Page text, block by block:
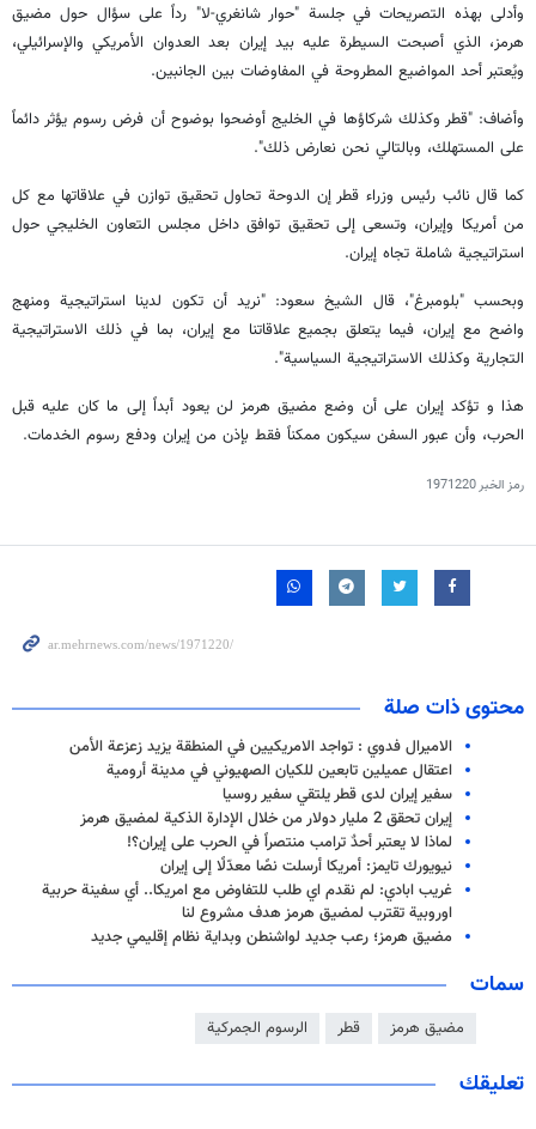
وأدلى بهذه التصريحات في جلسة "حوار شانغري-لا" رداً على سؤال حول مضيق
هرمز، الذي أصبحت السيطرة عليه بيد إيران بعد العدوان الأمريكي والإسرائيلي،
ويُعتبر أحد المواضيع المطروحة في المفاوضات بين الجانبين.
وأضاف: "قطر وكذلك شركاؤها في الخليج أوضحوا بوضوح أن فرض رسوم يؤثر دائماً
على المستهلك، وبالتالي نحن نعارض ذلك".
كما قال نائب رئيس وزراء قطر إن الدوحة تحاول تحقيق توازن في علاقاتها مع كل
من أمريكا وإيران، وتسعى إلى تحقيق توافق داخل مجلس التعاون الخليجي حول
استراتيجية شاملة تجاه إيران.
وبحسب "بلومبرغ"، قال الشيخ سعود: "نريد أن تكون لدينا استراتيجية ومنهج
واضح مع إيران، فيما يتعلق بجميع علاقاتنا مع إيران، بما في ذلك الاستراتيجية
التجارية وكذلك الاستراتيجية السياسية".
هذا و تؤكد إيران على أن وضع مضيق هرمز لن يعود أبداً إلى ما كان عليه قبل
الحرب، وأن عبور السفن سيكون ممكناً فقط بإذن من إيران ودفع رسوم الخدمات.
رمز الخبر1971220
محتوى ذات صلة
الاميرال فدوي : تواجد الامريكيين في المنطقة يزيد زعزعة الأمن
اعتقال عميلين تابعين للكيان الصهيوني في مدينة أرومية
سفير إيران لدى قطر يلتقي سفير روسيا
إيران تحقق 2 مليار دولار من خلال الإدارة الذكية لمضيق هرمز
لماذا لا یعتبر أحدٌ ترامب منتصراً في الحرب على إيران؟!
نيويورك تايمز: أمريكا أرسلت نصًا معدّلًا إلى إيران
غريب ابادي: لم نقدم اي طلب للتفاوض مع امريكا.. أي سفينة حربية
اوروبية تقترب لمضيق هرمز هدف مشروع لنا
مضيق هرمز؛ رعب جديد لواشنطن وبداية نظام إقليمي جديد
سمات
مضيق هرمز قطر الرسوم الجمركية
تعليقك